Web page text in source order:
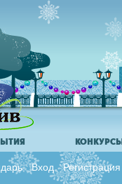
КОНКУРСЫ
Вход Регистрация